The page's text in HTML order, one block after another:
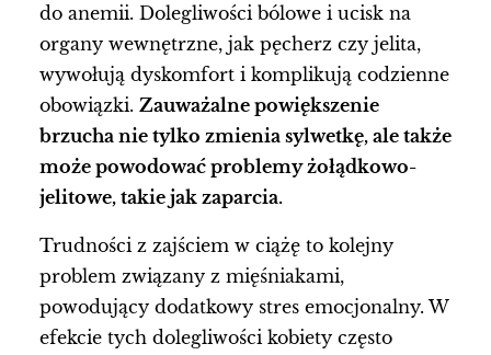
do anemii. Dolegliwości bólowe i ucisk na
organy wewnętrzne, jak pęcherz czy jelita,
wywołują dyskomfort i komplikują codzienne
obowiązki. Zauważalne powiększenie
brzucha nie tylko zmienia sylwetkę, ale także
może powodować problemy żołądkowo-
jelitowe, takie jak zaparcia.
Trudności z zajściem w ciążę to kolejny
problem związany z mięśniakami,
powodujący dodatkowy stres emocjonalny. W
efekcie tych dolegliwości kobiety często